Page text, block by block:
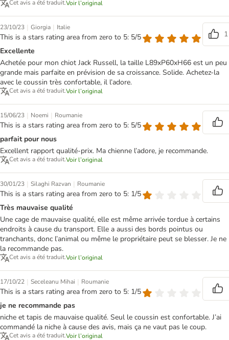
Cet avis a été traduit.Voir l’original
23/10/23 | Giorgia | Italie
This is a stars rating area from zero to 5: 5/5
1
Excellente
Achetée pour mon chiot Jack Russell, la taille L89xP60xH66 est un peu
grande mais parfaite en prévision de sa croissance. Solide. Achetez-la
avec le coussin très confortable, il l’adore.
Cet avis a été traduit.Voir l’original
15/06/23 | Noemi | Roumanie
This is a stars rating area from zero to 5: 5/5
parfait pour nous
Excellent rapport qualité-prix. Ma chienne l’adore, je recommande.
Cet avis a été traduit.Voir l’original
30/01/23 | Silaghi Razvan | Roumanie
This is a stars rating area from zero to 5: 1/5
Très mauvaise qualité
Une cage de mauvaise qualité, elle est même arrivée tordue à certains
endroits à cause du transport. Elle a aussi des bords pointus ou
tranchants, donc l’animal ou même le propriétaire peut se blesser. Je ne
la recommande pas.
Cet avis a été traduit.Voir l’original
17/10/22 | Seceleanu Mihai | Roumanie
This is a stars rating area from zero to 5: 1/5
je ne recommande pas
niche et tapis de mauvaise qualité. Seul le coussin est confortable. J’ai
commandé la niche à cause des avis, mais ça ne vaut pas le coup.
Cet avis a été traduit.Voir l’original